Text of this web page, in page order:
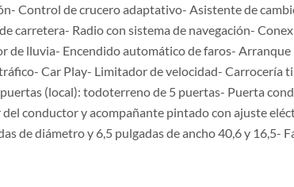
Control de crucero adaptativo- Asistente de
carretera- Radio con sistema de navegación-
lluvia- Encendido automático de faros-
Car Play- Limitador de velocidad- Carrocería
(local): todoterreno de 5 puertas- Puerta
conductor y acompañante pintado con ajuste
de diámetro y 6,5 pulgadas de ancho 40,6 y 16,5-